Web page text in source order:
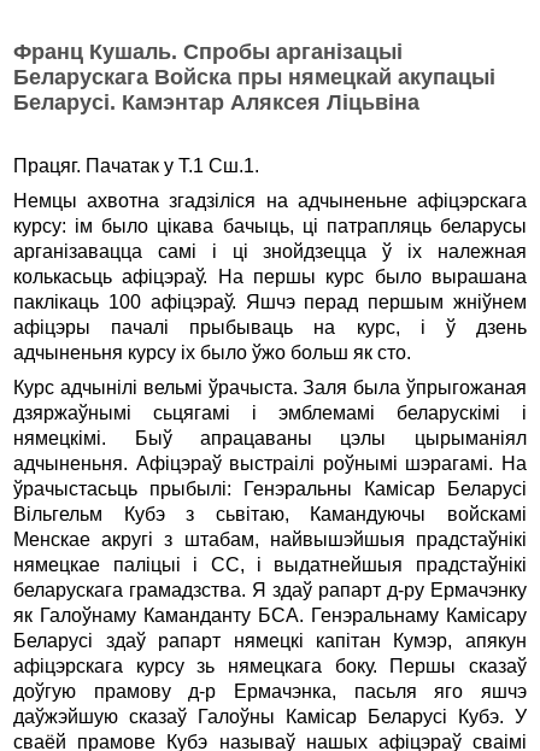
Франц Кушаль. Спробы арганізацыі
Беларускага Войска пры нямецкай акупацыі
Беларусі. Камэнтар Аляксея Ліцьвіна
Працяг. Пачатак у Т.1 Сш.1.
Немцы ахвотна згадзіліся на адчыненьне афіцэрскага
курсу: ім было цікава бачыць, ці патрапляць беларусы
арганізавацца самі i ці знойдзецца ў ix належная
колькасьць афіцэраў. На першы курс было вырашана
паклікаць 100 афіцэраў. Яшчэ перад першым жніўнем
афіцэры пачалі прыбываць на курс, i ў дзень
адчыненьня курсу ix было ўжо больш як сто.
Курс адчынілі вельмі ўрачыста. Заля была ўпрыгожаная
дзяржаўнымі сьцягамі i эмблемамі беларускімі i
нямецкімі. Быў апрацаваны цэлы цырыманіял
адчыненьня. Афіцэраў выстраілі роўнымі шэрагамі. На
ўрачыстасьць прыбылі: Генэральны Камісар Беларусі
Вільгельм Кубэ з сьвітаю, Камандуючы войскамі
Менскае акругі з штабам, найвышэйшыя прадстаўнікі
нямецкае паліцыі i CC, i выдатнейшыя прадстаўнікі
беларускага грамадзства. Я здаў рапарт д-ру Ермачэнку
як Галоўнаму Каманданту БСА. Генэральнаму Камісару
Беларусі здаў рапарт нямецкі капітан Кумэр, апякун
афіцэрскага курсу зь нямецкага боку. Першы сказаў
доўгую прамову д-р Ермачэнка, пасьля яго яшчэ
даўжэйшую сказаў Галоўны Камісар Беларусі Кубэ. У
сваёй прамове Кубэ называў нашых афіцэраў сваімі